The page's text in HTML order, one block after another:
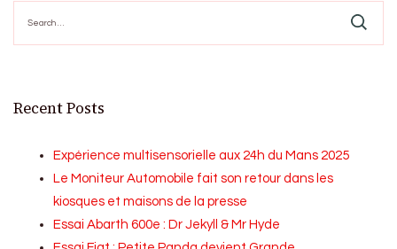
for:
Recent Posts
Expérience multisensorielle aux 24h du Mans 2025
Le Moniteur Automobile fait son retour dans les
kiosques et maisons de la presse
Essai Abarth 600e : Dr Jekyll & Mr Hyde